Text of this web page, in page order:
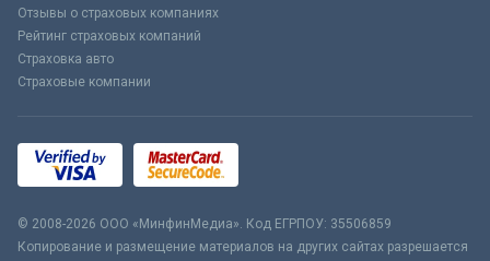
Отзывы о страховых компаниях
Рейтинг страховых компаний
Страховка авто
Страховые компании
© 2008-2026 ООО «МинфинМедиа». Код ЕГРПОУ: 35506859
Копирование и размещение материалов на других сайтах разрешается